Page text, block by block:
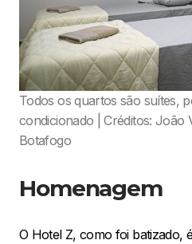
Todos os quartos são suítes,
condicionado | Créditos: João
Botafogo
Homenagem
O Hotel Z, como foi batizado,